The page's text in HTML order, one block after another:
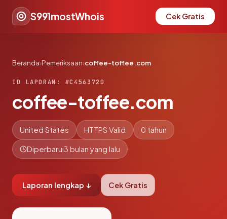
S991mostWhois Cek Gratis
Beranda›Pemeriksaan›coffee-toffee.com
ID LAPORAN: #C456372D
coffee-toffee.com
United States HTTPS Valid 0 tahun
Diperbarui3 bulan yang lalu
Laporan lengkap ↓ Cek Gratis